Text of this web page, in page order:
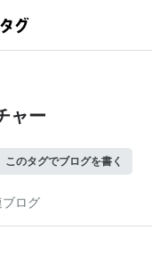
ャー
このタグでブログを書く
ブログ